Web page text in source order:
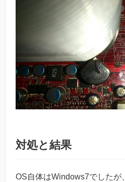
対処と結果
OS自体はWindows7でしたが